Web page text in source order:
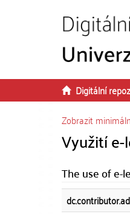
Digitální
Zobrazit
Využití
The use of e-